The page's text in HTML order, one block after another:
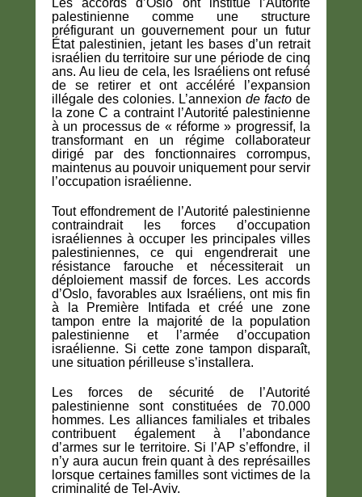
Les accords d’Oslo ont institué l’Autorité
palestinienne comme une structure
préfigurant un gouvernement pour un futur
État palestinien, jetant les bases d’un retrait
israélien du territoire sur une période de cinq
ans. Au lieu de cela, les Israéliens ont refusé
de se retirer et ont accéléré l’expansion
illégale des colonies. L’annexion de facto de
la zone C a contraint l’Autorité palestinienne
à un processus de « réforme » progressif, la
transformant en un régime collaborateur
dirigé par des fonctionnaires corrompus,
maintenus au pouvoir uniquement pour servir
l’occupation israélienne.
Tout effondrement de l’Autorité palestinienne
contraindrait les forces d’occupation
israéliennes à occuper les principales villes
palestiniennes, ce qui engendrerait une
résistance farouche et nécessiterait un
déploiement massif de forces. Les accords
d’Oslo, favorables aux Israéliens, ont mis fin
à la Première Intifada et créé une zone
tampon entre la majorité de la population
palestinienne et l’armée d’occupation
israélienne. Si cette zone tampon disparaît,
une situation périlleuse s’installera.
Les forces de sécurité de l’Autorité
palestinienne sont constituées de 70.000
hommes. Les alliances familiales et tribales
contribuent également à l’abondance
d’armes sur le territoire. Si l’AP s’effondre, il
n’y aura aucun frein quant à des représailles
lorsque certaines familles sont victimes de la
criminalité de Tel-Aviv.